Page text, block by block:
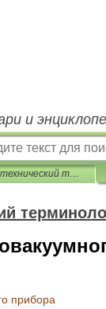
и
Политехнический терминологический толковый словарь
прибора